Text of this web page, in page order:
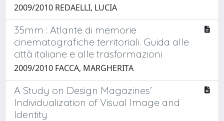
2009/2010 REDAELLI, LUCIA
35mm : Atlante di memorie
cinematografiche territoriali. Guida alle
città italiane e alle trasformazioni
2009/2010 FACCA, MARGHERITA
A Study on Design Magazines’
Individualization of Visual Image and
Identity